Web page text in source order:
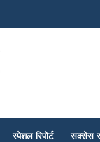
स्पेशल रिपोर्ट सक्सेस